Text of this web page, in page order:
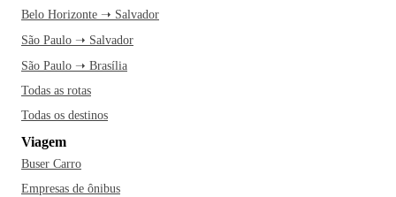
Belo Horizonte ➝ Salvador
São Paulo ➝ Salvador
São Paulo ➝ Brasília
Todas as rotas
Todas os destinos
Viagem
Buser Carro
Empresas de ônibus